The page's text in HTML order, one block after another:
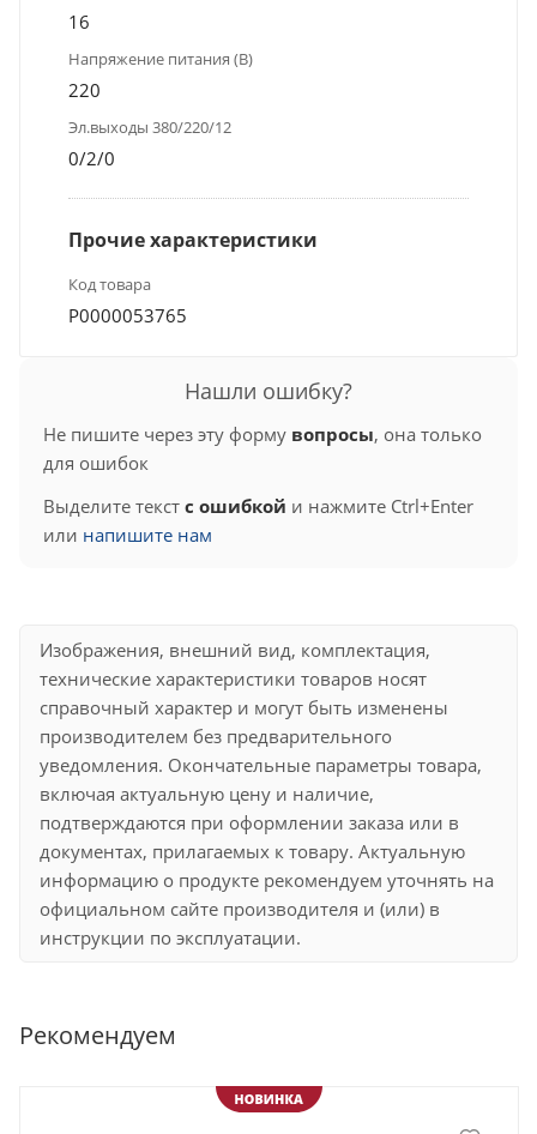
16
Напряжение питания (В)
220
Эл.выходы 380/220/12
0/2/0
Прочие характеристики
Код товара
Р0000053765
Нашли ошибку?
Не пишите через эту форму вопросы, она только
для ошибок
Выделите текст с ошибкой и нажмите Ctrl+Enter
или напишите нам
Изображения, внешний вид, комплектация,
технические характеристики товаров носят
справочный характер и могут быть изменены
производителем без предварительного
уведомления. Окончательные параметры товара,
включая актуальную цену и наличие,
подтверждаются при оформлении заказа или в
документах, прилагаемых к товару. Актуальную
информацию о продукте рекомендуем уточнять на
официальном сайте производителя и (или) в
инструкции по эксплуатации.
Рекомендуем